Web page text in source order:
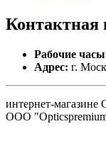
Контактная
Рабочие
Адрес: г.
интернет-магазине
ООО